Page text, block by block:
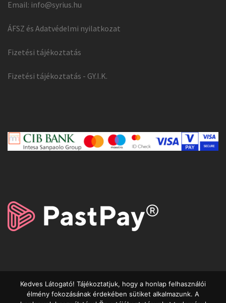
Email: info@syrius.hu
ÁFSZ és Adatvédelmi nyilatkozat
Fizetési tájékoztatás
Fizetési tájékoztatás - GY.I.K.
Kedves Látogató! Tájékoztatjuk, hogy a honlap felhasználói
élmény fokozásának érdekében sütiket alkalmazunk. A